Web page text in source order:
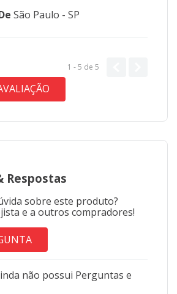
São Paulo - SP
1 - 5 de 5
Respostas
sobre este produto?
e a outros compradores!
não possui Perguntas e